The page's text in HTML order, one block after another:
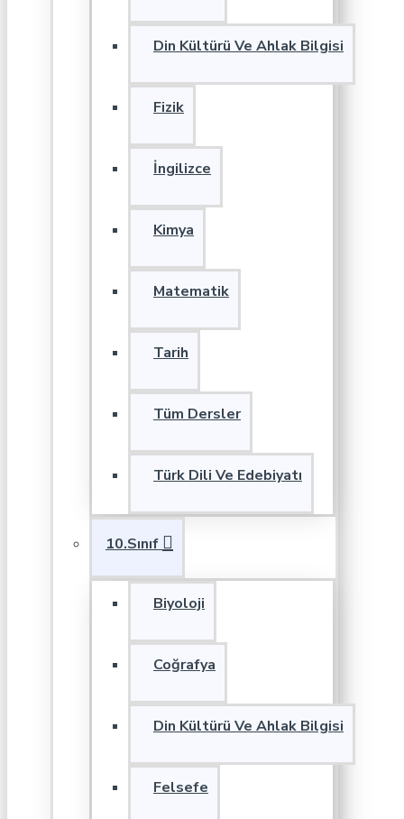
Din Kültürü Ve Ahlak Bilgisi
Fizik
İngilizce
Kimya
Matematik
Tarih
Tüm Dersler
Türk Dili Ve Edebiyatı
10.Sınıf
Biyoloji
Coğrafya
Din Kültürü Ve Ahlak Bilgisi
Felsefe